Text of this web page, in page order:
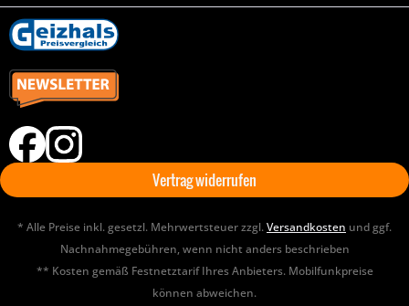
Vertrag widerrufen
* Alle Preise inkl. gesetzl. Mehrwertsteuer zzgl.Versandkosten und ggf.
Nachnahmegebühren, wenn nicht anders beschrieben
** Kosten gemäß Festnetztarif Ihres Anbieters. Mobilfunkpreise
können abweichen.